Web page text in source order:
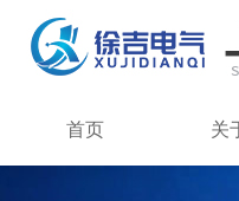
首页 关